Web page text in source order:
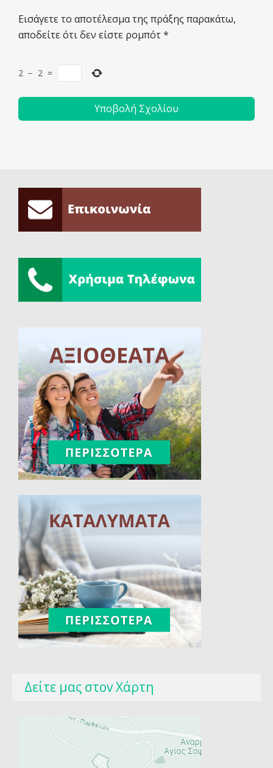
Εισάγετε το αποτέλεσμα της πράξης παρακάτω,
αποδείτε ότι δεν είστε ρομπότ*
2 − 2 =
Δείτε μας στοv Χάρτη